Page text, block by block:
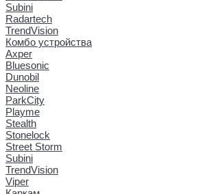
Subini
Radartech
TrendVision
Комбо устройства
Axper
Bluesonic
Dunobil
Neoline
ParkCity
Playme
Stealth
Stonelock
Street Storm
Subini
TrendVision
Viper